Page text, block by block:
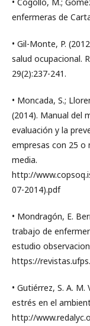
enfermeras de
• Gil-Monte, P.
salud ocupacional.
29(2):237-241.
• Moncada, S.;
(2014). Manual del
evaluación y la
empresas con 25 o
media.
http://
07-2014).pdf
• Mondragón, E.
trabajo de
estudio
https://
• Gutiérrez, S. A. M.
estrés en el
http://